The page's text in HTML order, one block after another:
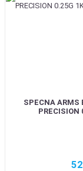
SPECNA
PRECISION